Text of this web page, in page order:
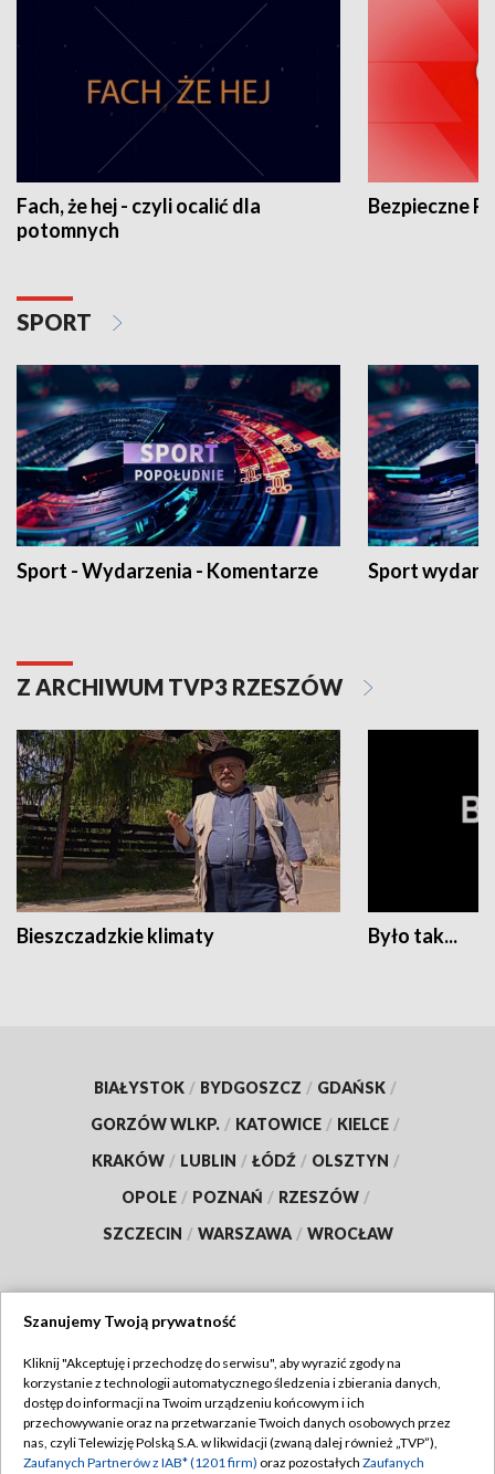
Fach, że hej - czyli ocalić dla
potomnych
Bezpieczne
SPORT
Sport - Wydarzenia - Komentarze Sport
Z ARCHIWUM TVP3 RZESZÓW
Bieszczadzkie klimaty Było tak...
BIAŁYSTOK / BYDGOSZCZ / GDAŃSK /
GORZÓW WLKP. / KATOWICE / KIELCE /
KRAKÓW / LUBLIN / ŁÓDŹ / OLSZTYN /
OPOLE / POZNAŃ / RZESZÓW /
SZCZECIN / WARSZAWA / WROCŁAW
TVP
Abonament TVP
Emisja w TVP
Regulamin TVP
Polityka prywatności
Szanujemy Twoją prywatność
Kliknij "Akceptuję i przechodzę do serwisu", aby wyrazić zgody na
korzystanie z technologii automatycznego śledzenia i zbierania danych,
dostęp do informacji na Twoim urządzeniu końcowym i ich
przechowywanie oraz na przetwarzanie Twoich danych osobowych przez
nas, czyli Telewizję Polską S.A. w likwidacji (zwaną dalej również „TVP”),
Zaufanych Partnerów z IAB* (1201 firm) oraz pozostałych Zaufanych